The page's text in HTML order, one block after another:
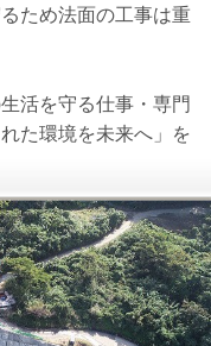
ため法面の工事は重
活を守る仕事・専門
た環境を未来へ」を